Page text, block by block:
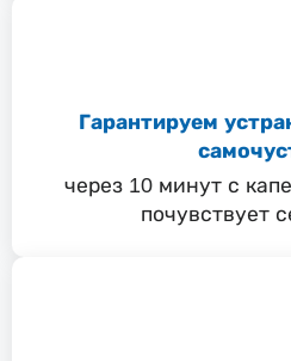
Гарантируем
через 10 минут с
почувствует